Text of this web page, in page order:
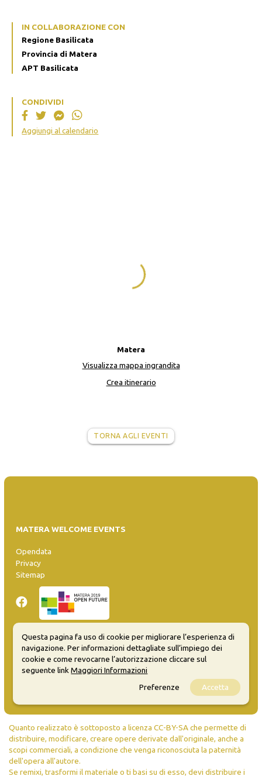
IN COLLABORAZIONE CON
Regione Basilicata
Provincia di Matera
APT Basilicata
CONDIVIDI
Aggiungi al calendario
Matera
Visualizza mappa ingrandita
Crea itinerario
TORNA AGLI EVENTI
MATERA WELCOME EVENTS
Opendata
Privacy
Sitemap
Inserisci evento
Guida
FAQ
Quanto realizzato è sottoposto a licenza CC-BY-SA che permette di
distribuire, modificare, creare opere derivate dall'originale, anche a
scopi commerciali, a condizione che venga riconosciuta la paternità
dell'opera all'autore.
Se remixi, trasformi il materiale o ti basi su di esso, devi distribuire i
Questa pagina fa uso di cookie per migliorare l’esperienza di
navigazione. Per informazioni dettagliate sull’impiego dei
cookie e come revocarne l’autorizzazione cliccare sul
seguente linkMaggiori Informazioni
Preferenze
Accetta